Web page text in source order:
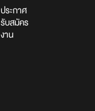
ประกาศ
รับสมัคร
งาน